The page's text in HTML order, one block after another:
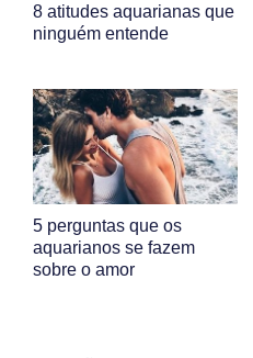
8 atitudes aquarianas que
ninguém entende
5 perguntas que os
aquarianos se fazem
sobre o amor